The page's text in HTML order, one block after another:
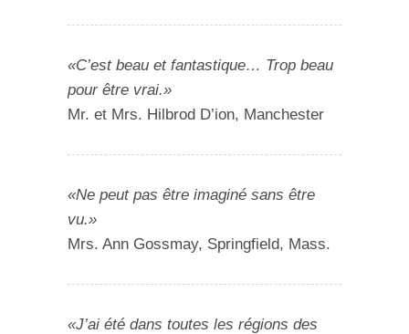
«C’est beau et fantastique… Trop beau
pour être vrai.»
Mr. et Mrs. Hilbrod D’ion, Manchester
«Ne peut pas être imaginé sans être
vu.»
Mrs. Ann Gossmay, Springfield, Mass.
«J’ai été dans toutes les régions des